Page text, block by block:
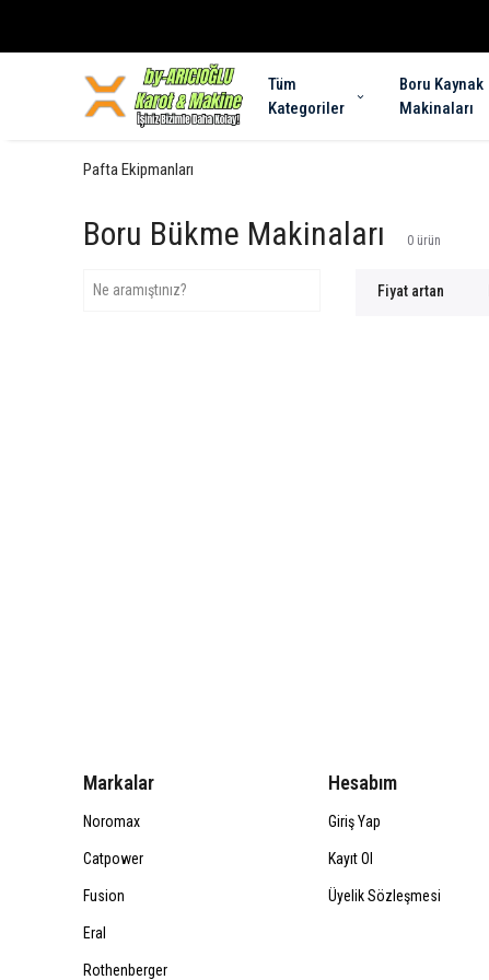
Tüm
Kategoriler
Boru Kaynak
Makinaları
Pafta Ekipmanları
Boru Bükme Makinaları 0 ürün
Fiyat artan
Markalar
Noromax
Catpower
Fusion
Eral
Rothenberger
Hesabım
Giriş Yap
Kayıt Ol
Üyelik Sözleşmesi